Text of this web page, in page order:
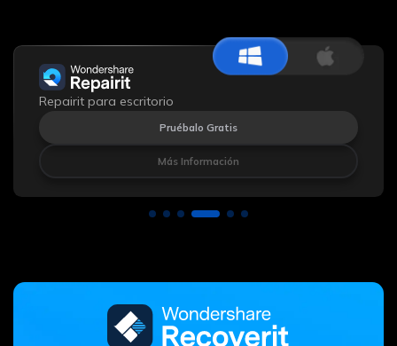
Repairit para escritorio
Pruébalo Gratis
Más Información